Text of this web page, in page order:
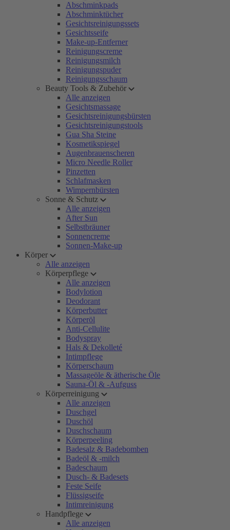
Abschminkpads
Abschminktücher
Gesichtsreinigungssets
Gesichtsseife
Make-up-Entferner
Reinigungscreme
Reinigungsmilch
Reinigungspuder
Reinigungsschaum
Beauty Tools & Zubehör
Alle anzeigen
Gesichtsmassage
Gesichtsreinigungsbürsten
Gesichtsreinigungstools
Gua Sha Steine
Kosmetikspiegel
Augenbrauenscheren
Micro Needle Roller
Pinzetten
Schlafmasken
Wimpernbürsten
Sonne & Schutz
Alle anzeigen
After Sun
Selbstbräuner
Sonnencreme
Sonnen-Make-up
Körper
Alle anzeigen
Körperpflege
Alle anzeigen
Bodylotion
Deodorant
Körperbutter
Körperöl
Anti-Cellulite
Bodyspray
Hals & Dekolleté
Intimpflege
Körperschaum
Massageöle & ätherische Öle
Sauna-Öl & -Aufguss
Körperreinigung
Alle anzeigen
Duschgel
Duschöl
Duschschaum
Körperpeeling
Badesalz & Badebomben
Badeöl & -milch
Badeschaum
Dusch- & Badesets
Feste Seife
Flüssigseife
Intimreinigung
Handpflege
Alle anzeigen